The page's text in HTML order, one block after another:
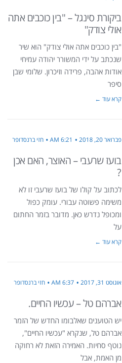
ביקורת סינגל – "בין כוכבים אתה
אולי צודק"
"בין כוכבים אתה אולי צודק" הוא שיר
שנכתב על ידי המשורר יהודה עמיחי
אודות אהבה, פרידה וזיכרון. שלומי שבן
סיפר
קרא עוד ←
פברואר 20, 2018 6:21 AM חזי ברנסדופר
בועז שרעבי – האוצר, האם אכן
?
לכתוב על קולו של בועז שרעבי זו לא
משימה פשוטה עבורי. עומק כפול
ומכופל נדרש כאן. מדובר בזמר החתום
על
קרא עוד ←
אוגוסט 31, 2017 6:37 AM חזי ברנסדופר
אברהם טל – עכשיו החיים.
יש הטוענים שאלבומו החדש של הזמר
אברהם טל, שנקרא "עכשיו החיים",
נוטף סחיות. האמירה הזאת לא רחוקה
מן האמת, אבל